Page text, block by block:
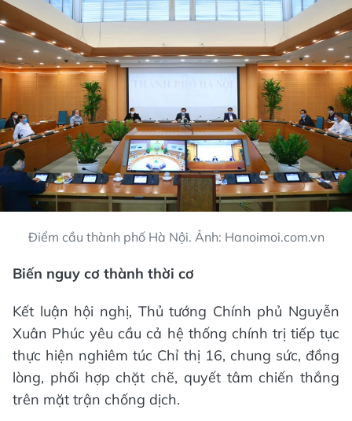
Điểm cầu thành phố Hà Nội. Ảnh: Hanoimoi.com.vn
Biến nguy cơ thành thời cơ
Kết luận hội nghị, Thủ tướng Chính phủ Nguyễn
Xuân Phúc yêu cầu cả hệ thống chính trị tiếp tục
thực hiện nghiêm túc Chỉ thị 16, chung sức, đồng
lòng, phối hợp chặt chẽ, quyết tâm chiến thắng
trên mặt trận chống dịch.